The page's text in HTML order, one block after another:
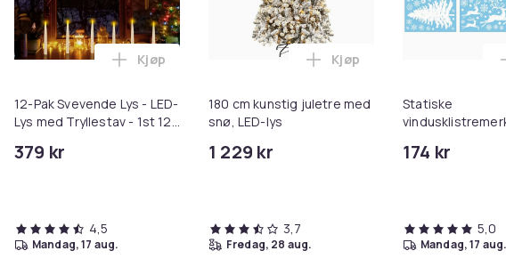
12-Pak Svevende Lys - LED-
Lys med Tryllestav - 1st 12-
379 kr
Legg 12-Pak Svevende Lys - LED-Lys med Tryllestav - 1st
Kjøp
4,5
mandag, 17 aug.
180 cm kunstig juletre med
snø, LED-lys
1 229 kr
Legg 180 cm kunstig
Kjøp
3,7
fredag, 28 aug.
Statiske
174 kr
5,0
mandag, 17 aug.